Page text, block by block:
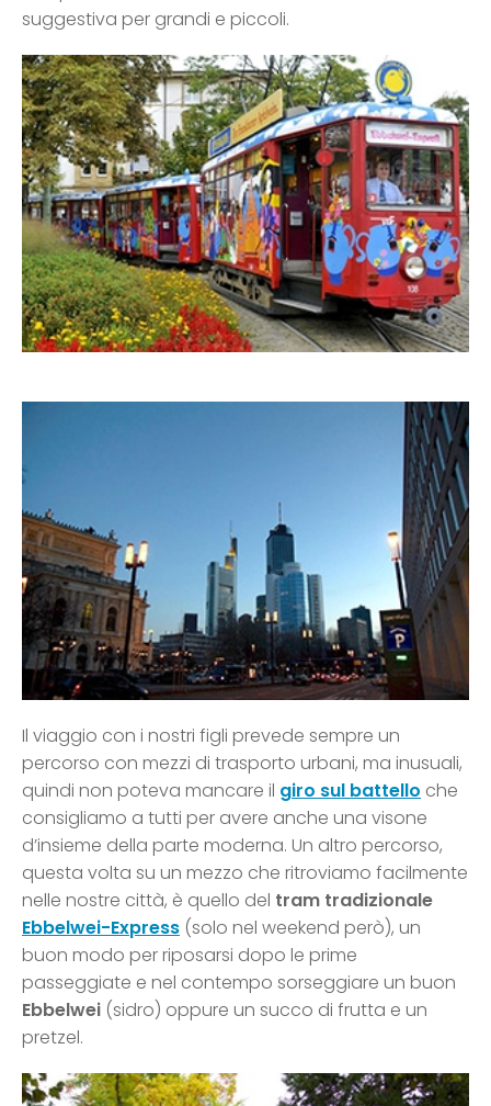
suggestiva per grandi e piccoli.
Il viaggio con i nostri figli prevede sempre un
percorso con mezzi di trasporto urbani, ma inusuali,
quindi non poteva mancare il giro sul battello che
consigliamo a tutti per avere anche una visone
d’insieme della parte moderna. Un altro percorso,
questa volta su un mezzo che ritroviamo facilmente
nelle nostre città, è quello del tram tradizionale
Ebbelwei-Express (solo nel weekend però), un
buon modo per riposarsi dopo le prime
passeggiate e nel contempo sorseggiare un buon
Ebbelwei (sidro) oppure un succo di frutta e un
pretzel.